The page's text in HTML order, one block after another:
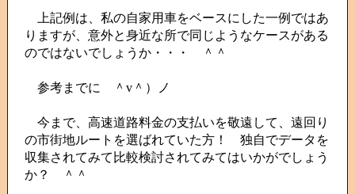
上記例は、私の自家用車をベースにした一例ではあ
りますが、意外と身近な所で同じようなケースがある
のではないでしょうか・・・ ＾＾
参考までに ＾v＾）ノ
今まで、高速道路料金の支払いを敬遠して、遠回り
の市街地ルートを選ばれていた方！ 独自でデータを
収集されてみて比較検討されてみてはいかがでしょう
か？ ＾＾